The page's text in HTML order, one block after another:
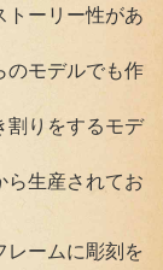
トーリー性があ
のモデルでも作
割りをするモデ
ら生産されてお
レームに彫刻を